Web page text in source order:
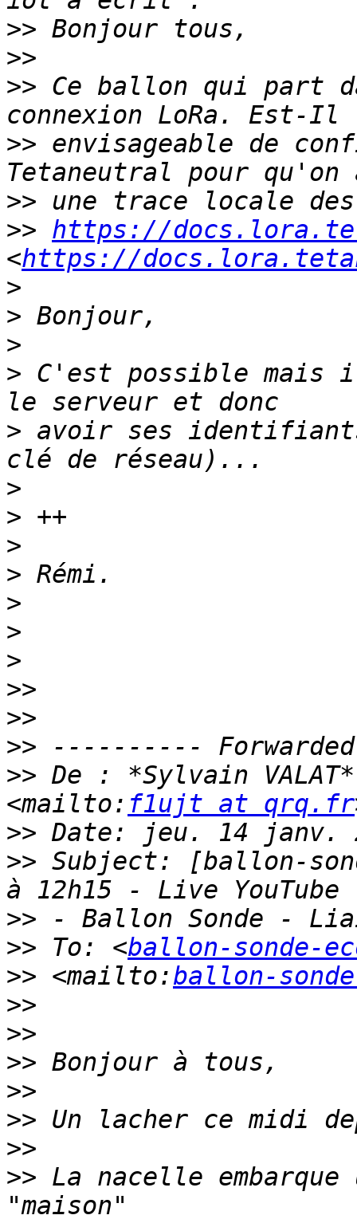
>>
>>
>> Ce ballon qui part
>> envisageable de
>>
>> https://
<https://
>
>
>
> C'est possible
> avoir ses
>
>
>
>
>
>
>
>>
>>
>>
>> De : *Sylvain
<mailto: f1ujt at qrq.fr
>>
>> Subject: [ballon-
>>
>> To: <ballon-sonde-
>> <mailto:ballon-
>>
>>
>>
>>
>>
>>
>> La nacelle embarque